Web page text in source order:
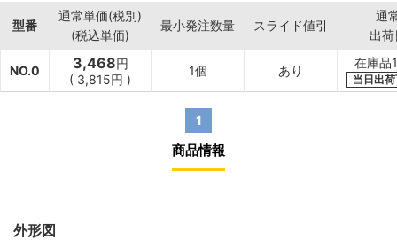
型番
通常単価(税別)
(税込単価)
最小発注数量 スライド値引
通
出
NO.0 3,468円
( 3,815円 )
1個 あり
在庫品
当日出
1
商品情報
外形図